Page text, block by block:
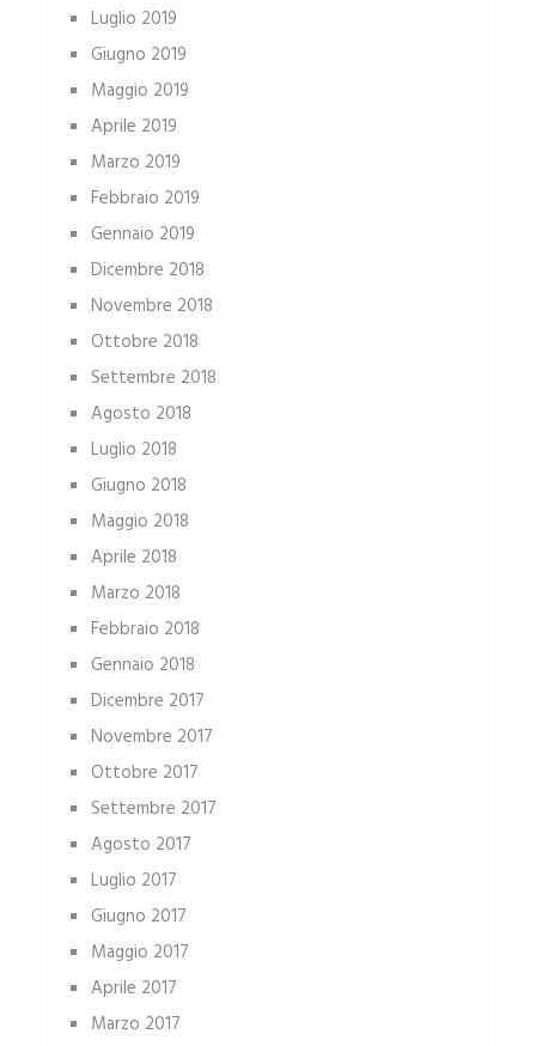
Luglio 2019
Giugno 2019
Maggio 2019
Aprile 2019
Marzo 2019
Febbraio 2019
Gennaio 2019
Dicembre 2018
Novembre 2018
Ottobre 2018
Settembre 2018
Agosto 2018
Luglio 2018
Giugno 2018
Maggio 2018
Aprile 2018
Marzo 2018
Febbraio 2018
Gennaio 2018
Dicembre 2017
Novembre 2017
Ottobre 2017
Settembre 2017
Agosto 2017
Luglio 2017
Giugno 2017
Maggio 2017
Aprile 2017
Marzo 2017